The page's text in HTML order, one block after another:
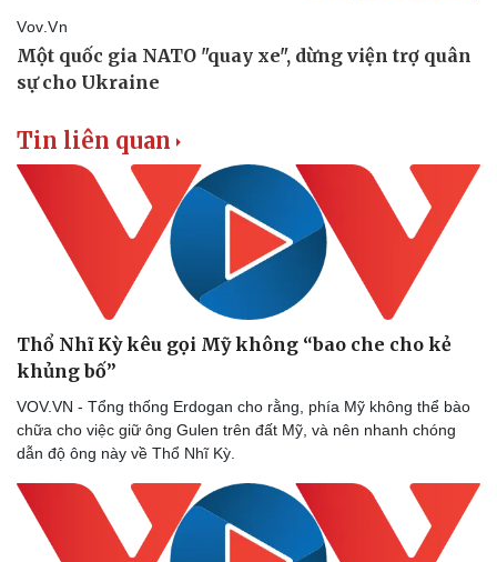
Tin liên quan
Thổ Nhĩ Kỳ kêu gọi Mỹ không “bao che cho kẻ
khủng bố”
VOV.VN - Tổng thống Erdogan cho rằng, phía Mỹ không thể bào
chữa cho việc giữ ông Gulen trên đất Mỹ, và nên nhanh chóng
dẫn độ ông này về Thổ Nhĩ Kỳ.